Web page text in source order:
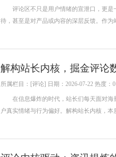
评论区不只是用户情绪的宣泄口，更是
待，甚至是对产品或内容的深层反馈。作
解构站长内核，掘金评论
所属栏目：[评论] 日期：2026-07-22 热度：0
在信息爆炸的时代，站长们每天面对海
户真实情绪与行为偏好。解构站长内核，